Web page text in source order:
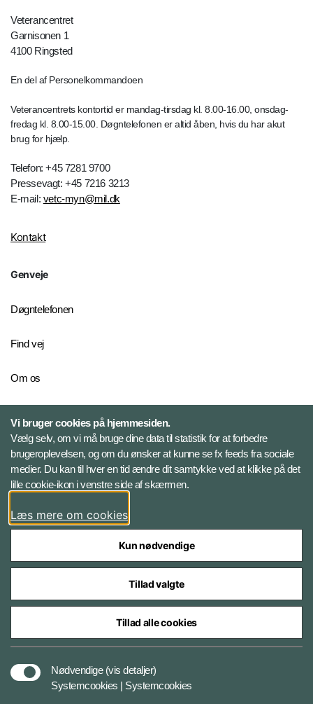
Veterancentret
Garnisonen 1
4100 Ringsted
En del af Personelkommandoen
Veterancentrets kontortid er mandag-tirsdag kl. 8.00-16.00, onsdag-
fredag kl. 8.00-15.00. Døgntelefonen er altid åben, hvis du har akut
brug for hjælp.
Telefon: +45 7281 9700
Pressevagt: +45 7216 3213
E-mail: vetc-myn@mil.dk
Kontakt
Genveje
Døgntelefonen
Find vej
Om os
Følg Veterancentret
Facebook
Styrelser og myndigheder under Forsvarsministeriet
Vi bruger cookies på hjemmesiden.
Vælg selv, om vi må bruge dine data til statistik for at forbedre
brugeroplevelsen, og om du ønsker at kunne se fx feeds fra sociale
medier. Du kan til hver en tid ændre dit samtykke ved at klikke på det
lille cookie-ikon i venstre side af skærmen.
Læs mere om cookies
Kun nødvendige
Tillad valgte
Tillad alle cookies
Nødvendige (vis detaljer)
Systemcookies | Systemcookies